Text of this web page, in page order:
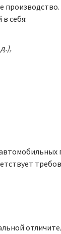
себя: